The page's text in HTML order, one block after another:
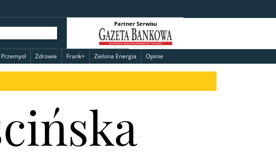
Partner Serwisu
Przemysł Zdrowie Frank+ Zielona Energia Opinie